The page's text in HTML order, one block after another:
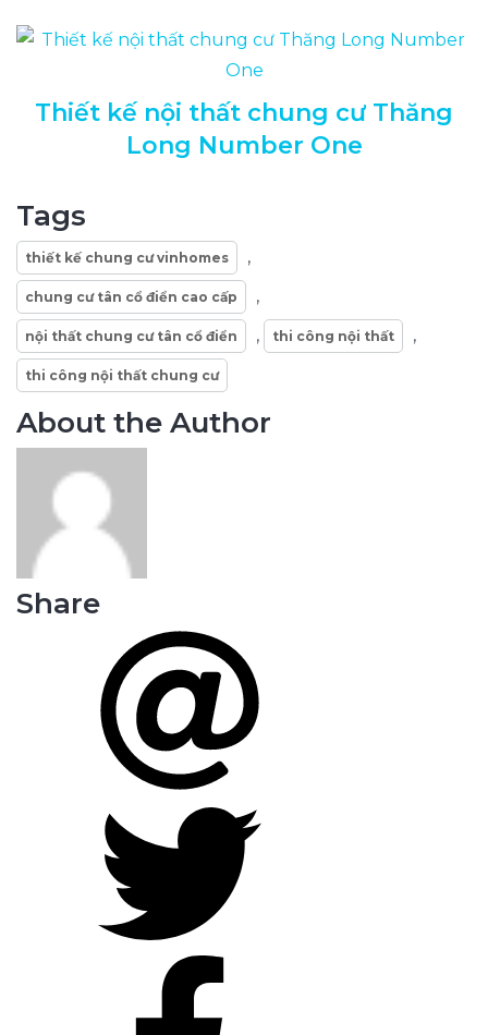
Thiết kế nội thất chung cư Thăng
Long Number One
Tags
thiết kế chung cư vinhomes ,
chung cư tân cổ điển cao cấp ,
nội thất chung cư tân cổ điển , thi công nội thất ,
thi công nội thất chung cư
About the Author
Share